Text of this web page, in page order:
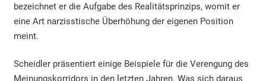
bezeichnet er die Aufgabe des Realitätsprinzips, womit er
eine Art narzisstische Überhöhung der eigenen Position
meint.
Scheidler präsentiert einige Beispiele für die Verengung des
Meinungskorridors in den letzten Jahren. Was sich daraus